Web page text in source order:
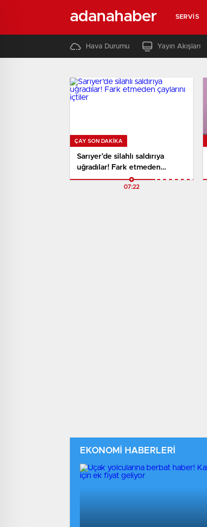
adanahaber SERVIS
Hava Durumu Yayın Akışları
ÇAY SON DAKİKA
Sarıyer’de silahlı saldırıya
uğradılar! Fark etmeden
çaylarını içtiler
07:22
EKONOMİ HABERLERİ